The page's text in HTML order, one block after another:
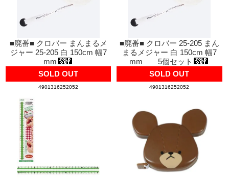
■廃番■ クロバー まんまるメ
ジャー 25-205 白 150cm 幅7
mm
SOLD OUT
4901316252052
■廃番■ クロバー 25-205 まん
まるメジャー 白 150cm 幅7
mm 5個セット
SOLD OUT
4901316252052